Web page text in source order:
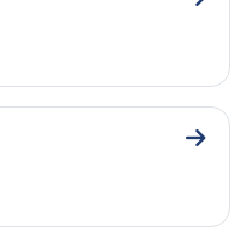
Ir a
Ir a